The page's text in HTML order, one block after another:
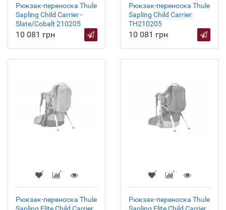
Рюкзак-переноска Thule
Sapling Child Carrier -
Slate/Cobalt 210205
10 081 грн
Рюкзак-переноска Thule
Sapling Child Carrier
TH210205
10 081 грн
Рюкзак-переноска Thule
Рюкзак-переноска Thule